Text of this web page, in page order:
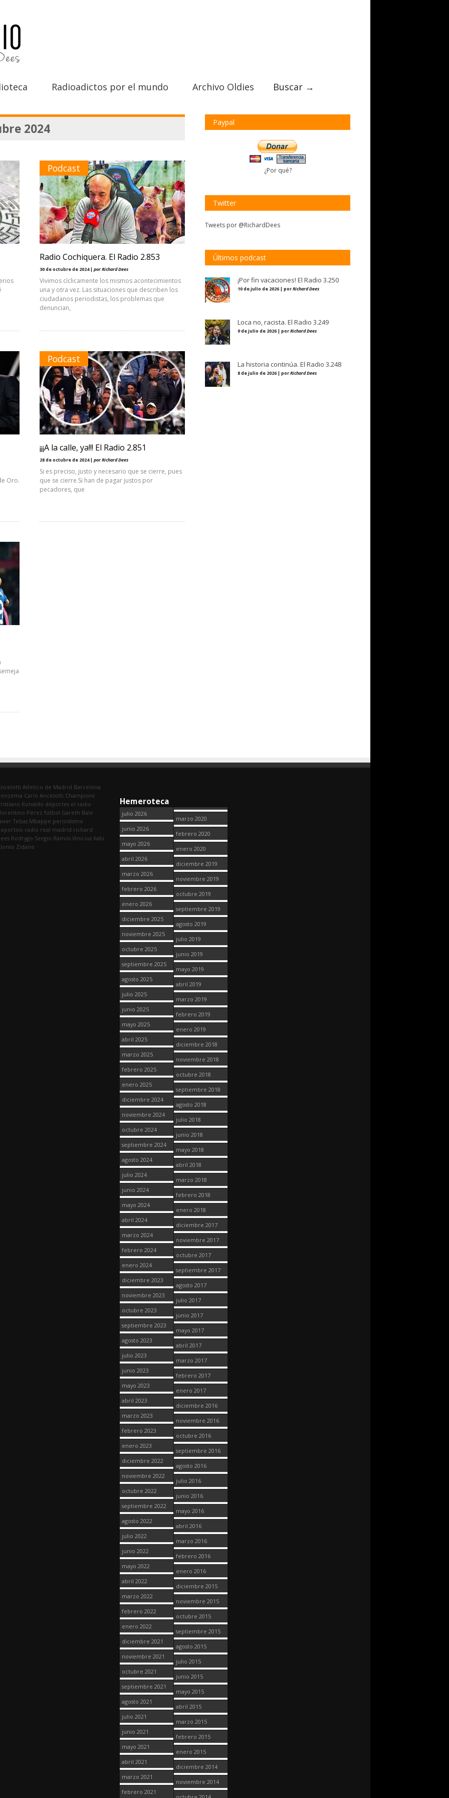
Radioadictos por el mundo Archivo Oldies Buscar →
2024
Podcast
Radio Cochiquera. El Radio 2.853
30 de octubre de 2024 | por Richard Dees
Vivimos cíclicamente los mismos acontecimientos
una y otra vez. Las situaciones que describen los
ciudadanos periodistas, los problemas que
denuncian,
Oro.
Podcast
¡¡¡A la calle, ya!!! El Radio 2.851
28 de octubre de 2024 | por Richard Dees
Si es preciso, justo y necesario que se cierre, pues
que se cierre.Si han de pagar justos por
pecadores, que
Paypal
¿Por qué?
Twitter
Tweets por @RichardDees
Últimos podcast
¡Por fin vacaciones! El Radio 3.250
10 de julio de 2026 | porRichard Dees
Loca no, racista. El Radio 3.249
9 de julio de 2026 | porRichard Dees
La historia continúa. El Radio 3.248
8 de julio de 2026 | porRichard Dees
Atletico de Madrid Barcelona
Carlo Ancelotti Champions
Ronaldo deportes el radio
Pérez fútbol Gareth Bale
Tebas Mbappe periodismo
radio real madrid richard
Rodrygo Sergio Ramos Vinicius Xabi
Zidane
Hemeroteca
julio 2026
junio 2026
mayo 2026
abril 2026
marzo 2026
febrero 2026
enero 2026
diciembre 2025
noviembre 2025
octubre 2025
septiembre 2025
agosto 2025
julio 2025
junio 2025
mayo 2025
abril 2025
marzo 2025
febrero 2025
enero 2025
diciembre 2024
noviembre 2024
octubre 2024
septiembre 2024
agosto 2024
julio 2024
junio 2024
mayo 2024
abril 2024
marzo 2024
febrero 2024
enero 2024
diciembre 2023
noviembre 2023
octubre 2023
septiembre 2023
agosto 2023
julio 2023
junio 2023
mayo 2023
abril 2023
marzo 2023
febrero 2023
enero 2023
diciembre 2022
noviembre 2022
octubre 2022
septiembre 2022
agosto 2022
julio 2022
junio 2022
mayo 2022
abril 2022
marzo 2022
febrero 2022
enero 2022
diciembre 2021
noviembre 2021
octubre 2021
septiembre 2021
agosto 2021
julio 2021
junio 2021
mayo 2021
abril 2021
marzo 2021
febrero 2021
marzo 2020
febrero 2020
enero 2020
diciembre 2019
noviembre 2019
octubre 2019
septiembre 2019
agosto 2019
julio 2019
junio 2019
mayo 2019
abril 2019
marzo 2019
febrero 2019
enero 2019
diciembre 2018
noviembre 2018
octubre 2018
septiembre 2018
agosto 2018
julio 2018
junio 2018
mayo 2018
abril 2018
marzo 2018
febrero 2018
enero 2018
diciembre 2017
noviembre 2017
octubre 2017
septiembre 2017
agosto 2017
julio 2017
junio 2017
mayo 2017
abril 2017
marzo 2017
febrero 2017
enero 2017
diciembre 2016
noviembre 2016
octubre 2016
septiembre 2016
agosto 2016
julio 2016
junio 2016
mayo 2016
abril 2016
marzo 2016
febrero 2016
enero 2016
diciembre 2015
noviembre 2015
octubre 2015
septiembre 2015
agosto 2015
julio 2015
junio 2015
mayo 2015
abril 2015
marzo 2015
febrero 2015
enero 2015
diciembre 2014
noviembre 2014